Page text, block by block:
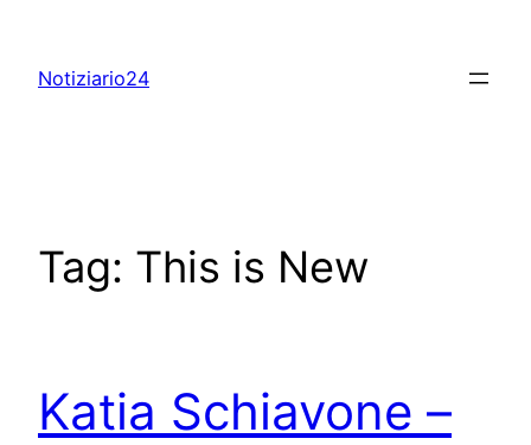
content
Notiziario24
Tag: This is New
Katia Schiavone –